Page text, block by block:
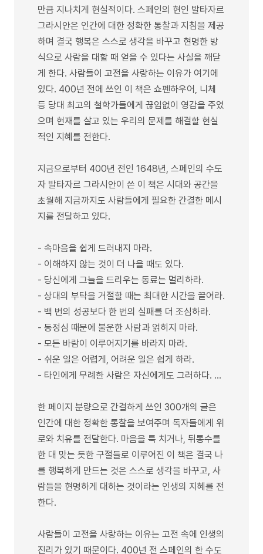
만큼 지나치게 현실적이다. 스페인의 현인 발타자르
그라시안은 인간에 대한 정확한 통찰과 지침을 제공
하며 결국 행복은 스스로 생각을 바꾸고 현명한 방
식으로 사람을 대할 때 얻을 수 있다는 사실을 깨닫
게 한다. 사람들이 고전을 사랑하는 이유가 여기에
있다. 400년 전에 쓰인 이 책은 쇼펜하우어, 니체
등 당대 최고의 철학가들에게 끊임없이 영감을 주었
으며 현재를 살고 있는 우리의 문제를 해결할 현실
적인 지혜를 전한다.
지금으로부터 400년 전인 1648년, 스페인의 수도
자 발타자르 그라시안이 쓴 이 책은 시대와 공간을
초월해 지금까지도 사람들에게 필요한 간결한 메시
지를 전달하고 있다.
- 속마음을 쉽게 드러내지 마라.
- 이해하지 않는 것이 더 나을 때도 있다.
- 당신에게 그늘을 드리우는 동료는 멀리하라.
- 상대의 부탁을 거절할 때는 최대한 시간을 끌어라.
- 백 번의 성공보다 한 번의 실패를 더 조심하라.
- 동정심 때문에 불운한 사람과 얽히지 마라.
- 모든 바람이 이루어지기를 바라지 마라.
- 쉬운 일은 어렵게, 어려운 일은 쉽게 하라.
- 타인에게 무례한 사람은 자신에게도 그러하다. …
한 페이지 분량으로 간결하게 쓰인 300개의 글은
인간에 대한 정확한 통찰을 보여주며 독자들에게 위
로와 치유를 전달한다. 마음을 툭 치거나, 뒤통수를
한 대 맞는 듯한 구절들로 이루어진 이 책은 결국 나
를 행복하게 만드는 것은 스스로 생각을 바꾸고, 사
람들을 현명하게 대하는 것이라는 인생의 지혜를 전
한다.
사람들이 고전을 사랑하는 이유는 고전 속에 인생의
진리가 있기 때문이다. 400년 전 스페인의 한 수도